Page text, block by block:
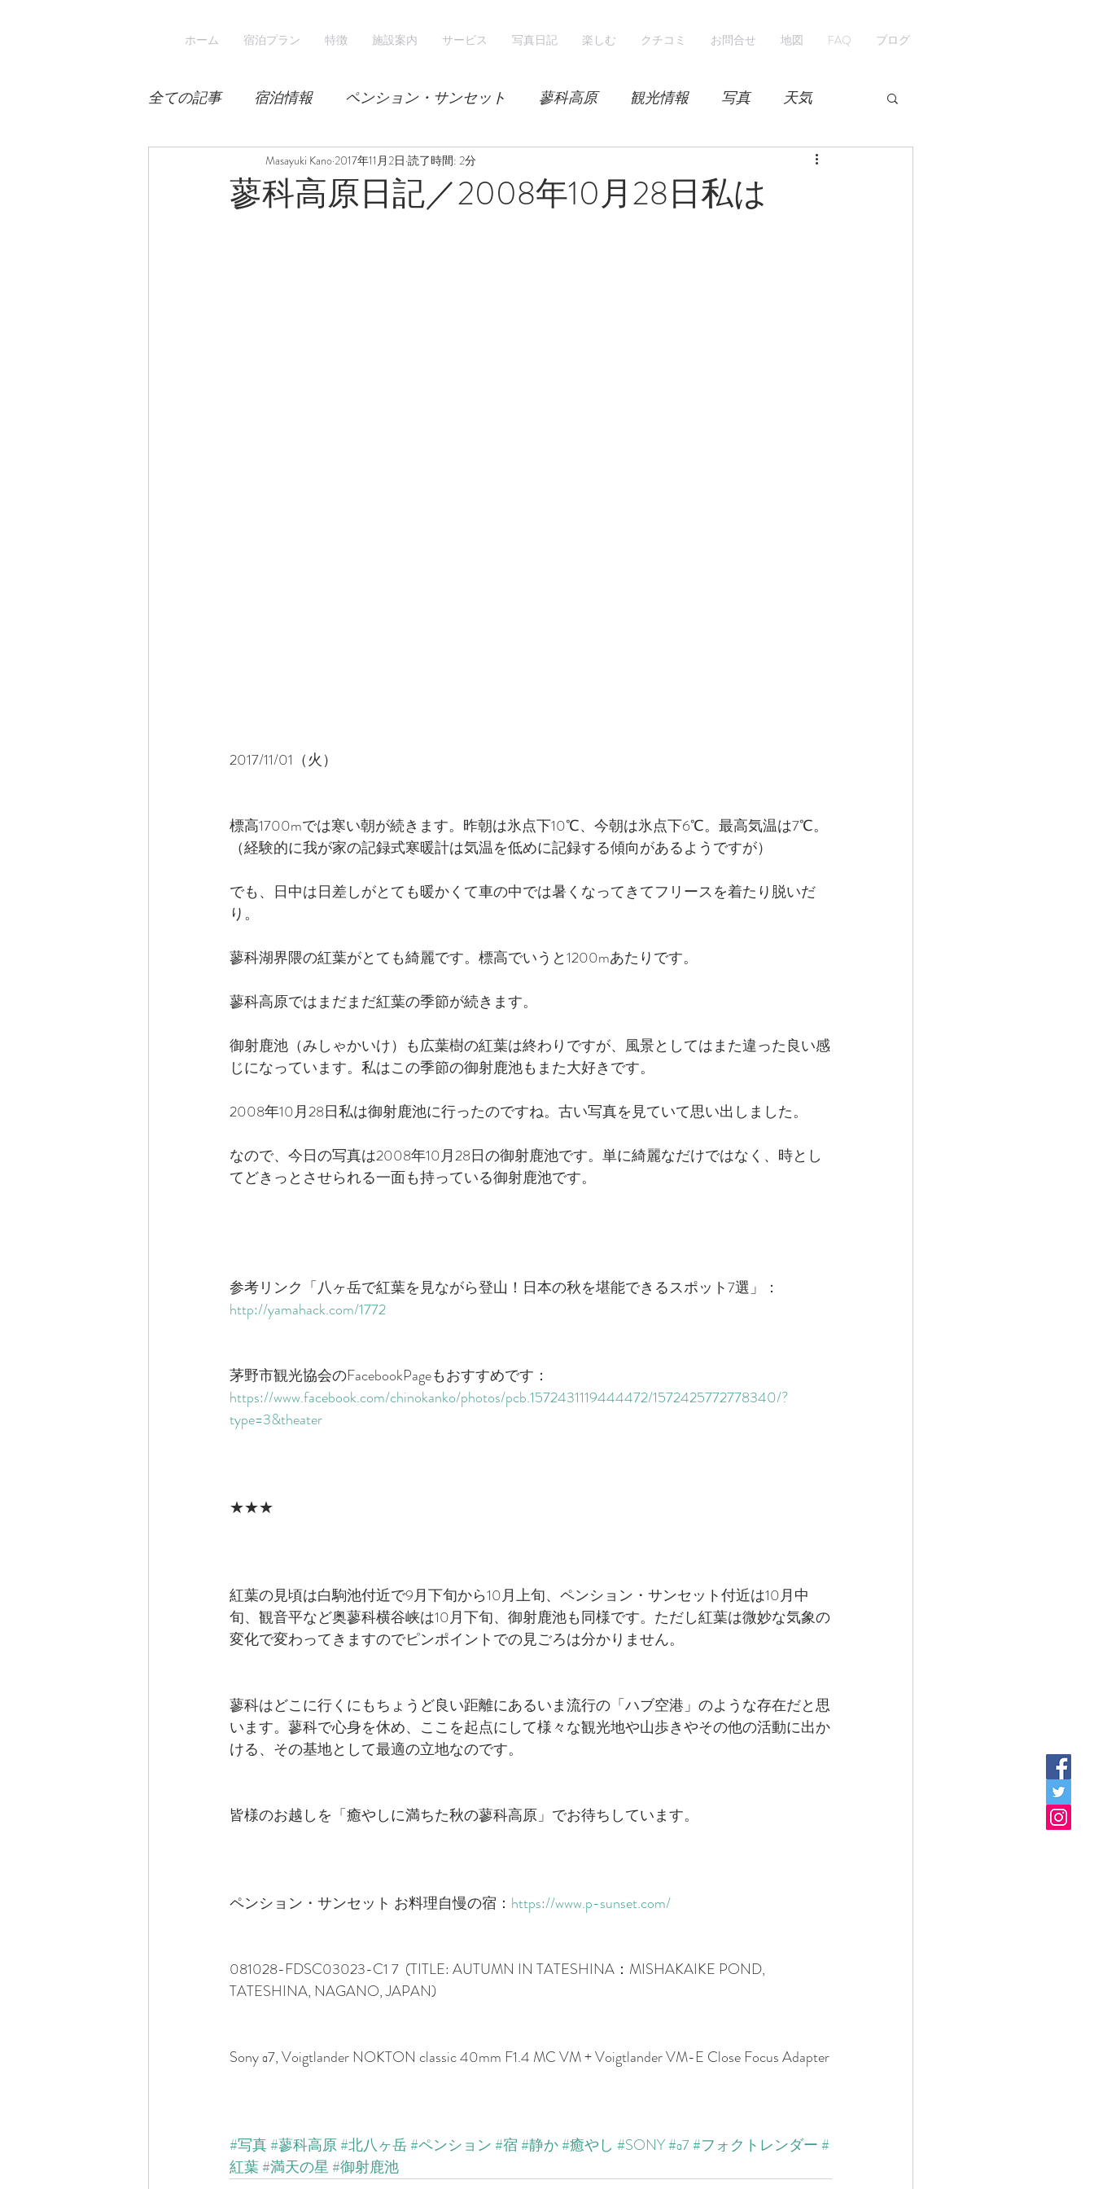
ホーム 宿泊プラン 特徴 施設案内 サービス 写真日記 楽しむ クチコミ お問合せ 地図 FAQ ブログ
全ての記事 宿泊情報 ペンション・サンセット 蓼科高原 観光情報 写真 天気
宿泊 気候 レンゲツツジ 紅葉
蓼科高原日記／2008年10月28日私は
Masayuki Kano 2017年11月2日 読了時間: 2分
2017/11/01（火）
標高1700mでは寒い朝が続きます。昨朝は氷点下10℃、今朝は氷点下6℃。最高気温は7℃。
（経験的に我が家の記録式寒暖計は気温を低めに記録する傾向があるようですが）
でも、日中は日差しがとても暖かくて車の中では暑くなってきてフリースを着たり脱いだ
り。
蓼科湖界隈の紅葉がとても綺麗です。標高でいうと1200mあたりです。
蓼科高原ではまだまだ紅葉の季節が続きます。
御射鹿池（みしゃかいけ）も広葉樹の紅葉は終わりですが、風景としてはまた違った良い感
じになっています。私はこの季節の御射鹿池もまた大好きです。
2008年10月28日私は御射鹿池に行ったのですね。古い写真を見ていて思い出しました。
なので、今日の写真は2008年10月28日の御射鹿池です。単に綺麗なだけではなく、時とし
てどきっとさせられる一面も持っている御射鹿池です。
参考リンク「八ヶ岳で紅葉を見ながら登山！日本の秋を堪能できるスポット7選」：
http://yamahack.com/1772
茅野市観光協会のFacebookPageもおすすめです：
https://www.facebook.com/chinokanko/photos/pcb.1572431119444472/1572425772778340/?
type=3&theater
★★★
紅葉の見頃は白駒池付近で9月下旬から10月上旬、ペンション・サンセット付近は10月中
旬、観音平など奥蓼科横谷峡は10月下旬、御射鹿池も同様です。ただし紅葉は微妙な気象の
変化で変わってきますのでピンポイントでの見ごろは分かりません。
蓼科はどこに行くにもちょうど良い距離にあるいま流行の「ハブ空港」のような存在だと思
います。蓼科で心身を休め、ここを起点にして様々な観光地や山歩きやその他の活動に出か
ける、その基地として最適の立地なのです。
皆様のお越しを「癒やしに満ちた秋の蓼科高原」でお待ちしています。
ペンション・サンセット お料理自慢の宿： https://www.p-sunset.com/
081028-FDSC03023-C1 7  (TITLE: AUTUMN IN TATESHINA：MISHAKAIKE POND,
TATESHINA, NAGANO, JAPAN)
Sony α7, Voigtlander NOKTON classic 40mm F1.4 MC VM + Voigtlander VM-E Close Focus Adapter
#写真#蓼科高原#北八ヶ岳#ペンション#宿#静か#癒やし #SONY#α7#フォクトレンダー#
紅葉#満天の星#御射鹿池